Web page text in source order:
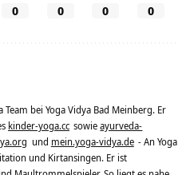
0 0 0 0
bei Yoga Vidya Bad Meinberg. Er
kinder-yoga.cc sowieayurveda-
und mein.yoga-vidya.de - An Yoga
und Kirtansingen. Er ist